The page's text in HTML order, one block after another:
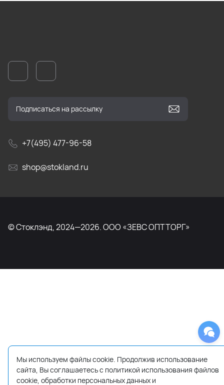
+7(495) 477-96-58
shop@stokland.ru
© Стоклэнд, 2024—2026. ООО «ЗЕВС ОПТТОРГ»
Мы используем файлы cookie. Продолжив использование
сайта, Вы соглашаетесь с политикой использования файлов
cookie, обработки персональных данных и